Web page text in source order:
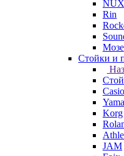
NUX
Rin
Стойки и
Casio
Korg
JAM